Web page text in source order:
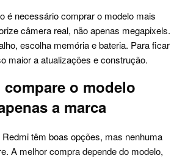
é necessário comprar o modelo mais
câmera real, não apenas megapixels.
escolha memória e bateria. Para ficar
maior a atualizações e construção.
o modelo
a marca
têm boas opções, mas nenhuma
A melhor compra depende do modelo,